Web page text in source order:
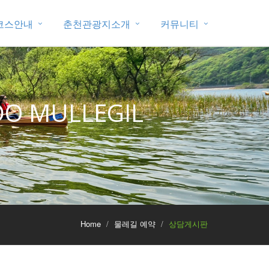
스안내 춘천관광지소개 커뮤니티
MULLEGIL
Home 물레길 예약 상담게시판